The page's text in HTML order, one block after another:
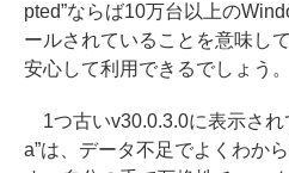
pted”ならば10万台以上の
ールされていることを意味し
安心して利用できるでしょう。
1つ古いv30.0.3.0に表示され
a”は、データ不足でよくわか